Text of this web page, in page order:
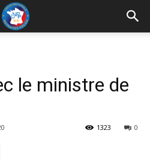
le ministre de
0
1323